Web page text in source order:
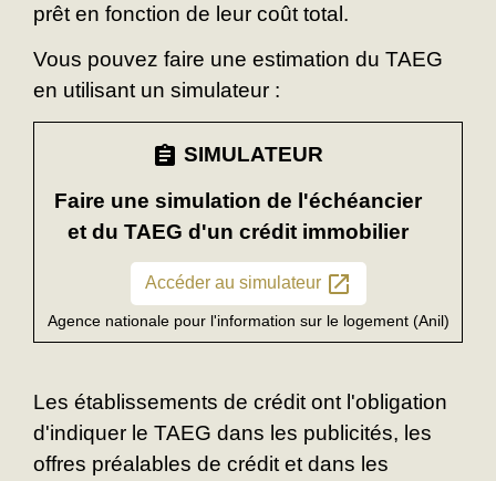
prêt en fonction de leur coût total.
Vous pouvez faire une estimation du TAEG
en utilisant un simulateur :
assignment SIMULATEUR
Faire une simulation de l'échéancier
et du TAEG d'un crédit immobilier
Accéder au simulateur open_in_new
Agence nationale pour l'information sur le logement (Anil)
Les établissements de crédit ont l'obligation
d'indiquer le TAEG dans les publicités, les
offres préalables de crédit et dans les